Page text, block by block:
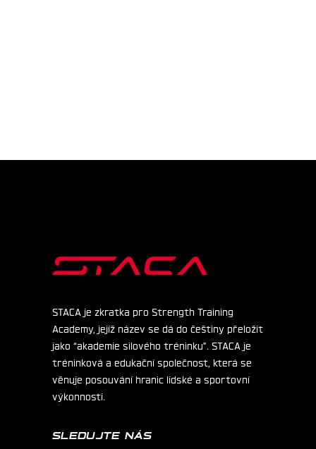
STACA je zkratka pro Strength Training
Academy, jejíž název se dá do češtiny přeložit
jako “akademie silového tréninku”. STACA je
tréninková a edukační společnost, která se
věnuje posouvání hranic lidské a sportovní
výkonnosti.
SLEDUJTE NÁS